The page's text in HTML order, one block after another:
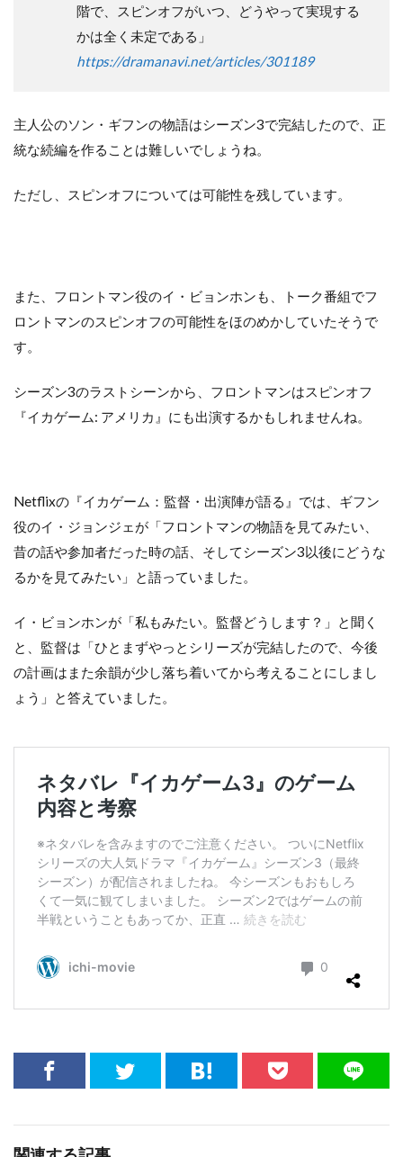
階で、スピンオフがいつ、どうやって実現する
かは全く未定である」
https://dramanavi.net/articles/301189
主人公のソン・ギフンの物語はシーズン3で完結したので、正
統な続編を作ることは難しいでしょうね。
ただし、スピンオフについては可能性を残しています。
また、フロントマン役のイ・ビョンホンも、トーク番組でフ
ロントマンのスピンオフの可能性をほのめかしていたそうで
す。
シーズン3のラストシーンから、フロントマンはスピンオフ
『イカゲーム: アメリカ』にも出演するかもしれませんね。
Netflixの『イカゲーム：監督・出演陣が語る』では、ギフン
役のイ・ジョンジェが「フロントマンの物語を見てみたい、
昔の話や参加者だった時の話、そしてシーズン3以後にどうな
るかを見てみたい」と語っていました。
イ・ビョンホンが「私もみたい。監督どうします？」と聞く
と、監督は「ひとまずやっとシリーズが完結したので、今後
の計画はまた余韻が少し落ち着いてから考えることにしまし
ょう」と答えていました。